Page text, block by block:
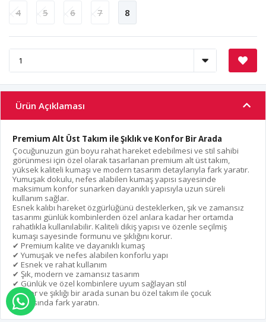
4 5 6 7 8
Ürün Açıklaması
Premium Alt Üst Takım ile Şıklık ve Konfor Bir Arada
Çocuğunuzun gün boyu rahat hareket edebilmesi ve stil sahibi
görünmesi için özel olarak tasarlanan premium alt üst takım,
yüksek kaliteli kumaşı ve modern tasarım detaylarıyla fark yaratır.
Yumuşak dokulu, nefes alabilen kumaş yapısı sayesinde
maksimum konfor sunarken dayanıklı yapısıyla uzun süreli
kullanım sağlar.
Esnek kalıbı hareket özgürlüğünü desteklerken, şık ve zamansız
tasarımı günlük kombinlerden özel anlara kadar her ortamda
rahatlıkla kullanılabilir. Kaliteli dikiş yapısı ve özenle seçilmiş
kumaşı sayesinde formunu ve şıklığını korur.
✔ Premium kalite ve dayanıklı kumaş
✔ Yumuşak ve nefes alabilen konforlu yapı
✔ Esnek ve rahat kullanım
✔ Şık, modern ve zamansız tasarım
✔ Günlük ve özel kombinlere uyum sağlayan stil
Konfor ve şıklığı bir arada sunan bu özel takım ile çocuk
modasında fark yaratın.
WHATSAPP İLE SİPARİŞ VER